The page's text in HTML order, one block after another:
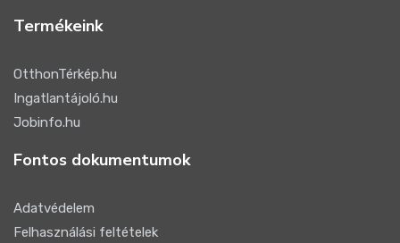
Termékeink
OtthonTérkép.hu
Ingatlantájoló.hu
Jobinfo.hu
Fontos dokumentumok
Adatvédelem
Felhasználási feltételek